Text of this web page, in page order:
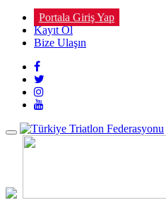
Portala Giriş Yap
Kayıt Ol
Bize Ulaşın
Toggle
navigation